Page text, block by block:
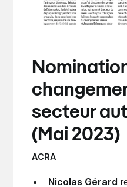
secteur
(Mai 2023)
ACRA
Nicolas Gérard